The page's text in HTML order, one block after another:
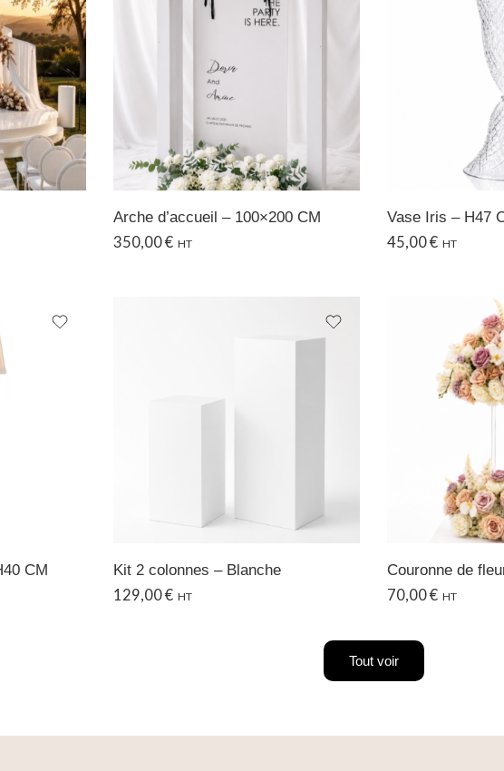
Arche d’accueil – 100×200 CM
350,00€ HT
Vase Iris – H47
45,00€ HT
CM
Kit 2 colonnes – Blanche
129,00€ HT
Couronne de
70,00€ HT
Tout voir